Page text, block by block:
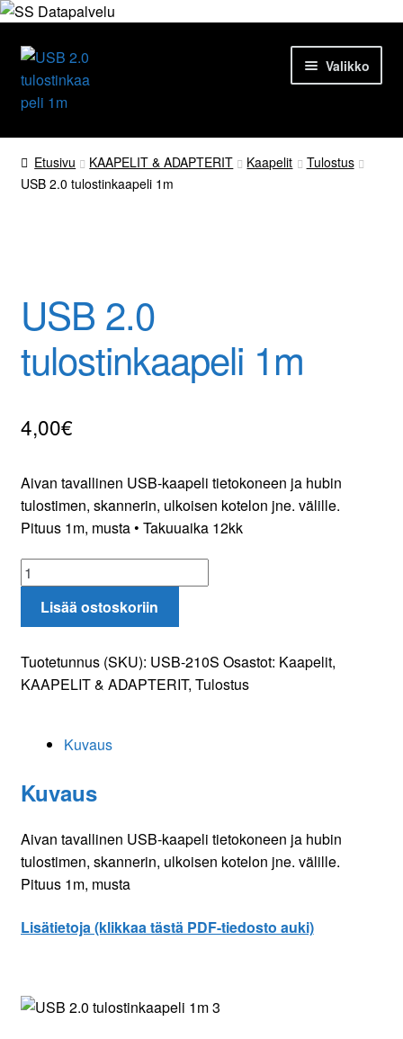
Siirry
navigointiin
Siirry
sisältöön
Valikko
Etusivu
Tuotteet
Yrityksestä
Yhteydenotto
Oma tili
Etusivu KAAPELIT & ADAPTERIT Kaapelit
Tulostus
USB 2.0 tulostinkaapeli 1m
USB 2.0
tulostinkaapeli 1m
4,00€
Aivan tavallinen USB-kaapeli tietokoneen ja hubin
tulostimen, skannerin, ulkoisen kotelon jne. välille.
Pituus 1m, musta • Takuuaika 12kk
USB
2.0
tulostinkaapeli
määrä
Lisää ostoskoriin
Tuotetunnus (SKU): USB-210S Osastot: Kaapelit,
KAAPELIT & ADAPTERIT, Tulostus
Kuvaus
Kuvaus
Aivan tavallinen USB-kaapeli tietokoneen ja hubin
tulostimen, skannerin, ulkoisen kotelon jne. välille.
Pituus 1m, musta
Lisätietoja (klikkaa tästä PDF-tiedosto auki)